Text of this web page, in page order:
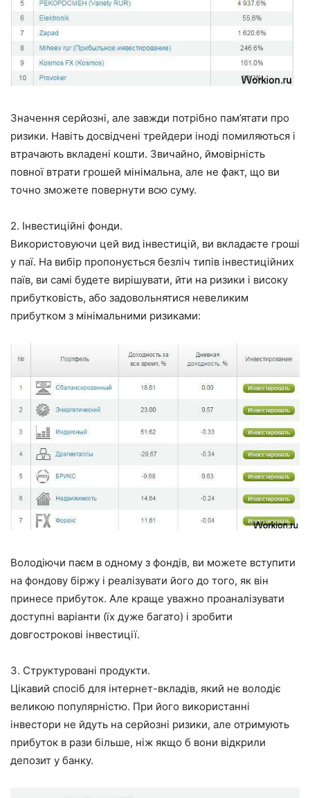
Значення серйозні, але завжди потрібно пам’ятати про
ризики. Навіть досвідчені трейдери іноді помиляються і
втрачають вкладені кошти. Звичайно, ймовірність
повної втрати грошей мінімальна, але не факт, що ви
точно зможете повернути всю суму.
2. Інвестиційні фонди.
Використовуючи цей вид інвестицій, ви вкладаєте гроші
у паї. На вибір пропонується безліч типів інвестиційних
паїв, ви самі будете вирішувати, йти на ризики і високу
прибутковість, або задовольнятися невеликим
прибутком з мінімальними ризиками:
Володіючи паєм в одному з фондів, ви можете вступити
на фондову біржу і реалізувати його до того, як він
принесе прибуток. Але краще уважно проаналізувати
доступні варіанти (їх дуже багато) і зробити
довгострокові інвестиції.
3. Структуровані продукти.
Цікавий спосіб для інтернет-вкладів, який не володіє
великою популярністю. При його використанні
інвестори не йдуть на серйозні ризики, але отримують
прибуток в рази більше, ніж якщо б вони відкрили
депозит у банку.